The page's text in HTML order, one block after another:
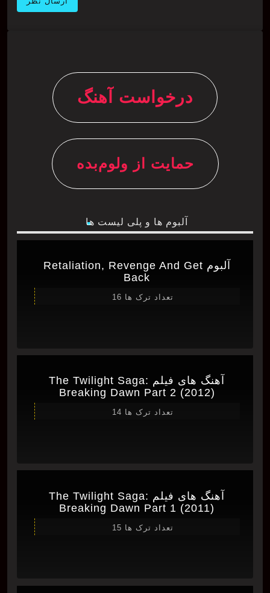
درخواست آهنگ
حمایت از ولوم‌بده
آلبوم ها و پلی لیست ها
آلبوم Retaliation, Revenge And Get
Back
تعداد ترک ها 16
آهنگ های فیلم The Twilight Saga:
Breaking Dawn Part 2 (2012)
تعداد ترک ها 14
آهنگ های فیلم The Twilight Saga:
Breaking Dawn Part 1 (2011)
تعداد ترک ها 15